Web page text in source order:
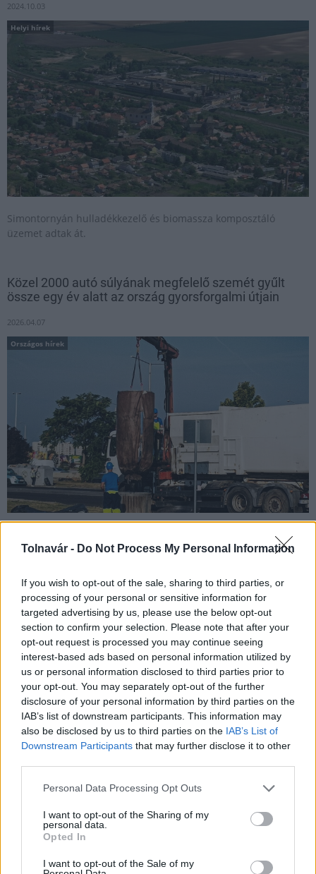
Tolnavár - Do Not Process My Personal Information
If you wish to opt-out of the sale, sharing to third parties, or
processing of your personal or sensitive information for
targeted advertising by us, please use the below opt-out
section to confirm your selection. Please note that after your
opt-out request is processed you may continue seeing
interest-based ads based on personal information utilized by
us or personal information disclosed to third parties prior to
your opt-out. You may separately opt-out of the further
disclosure of your personal information by third parties on the
IAB’s list of downstream participants. This information may
also be disclosed by us to third parties on the IAB’s List of
Downstream Participants that may further disclose it to other
Please note that this website/app uses one or more Google
not limited to your visit or usage behaviour. You may click to
grant or deny consent to Google and its third-party tags to
use your data for below specified purposes in below Google
consent section.
Personal Data Processing Opt Outs
I want to opt-out of the Sharing of my
personal data.
Opted In
I want to opt-out of the Sale of my
2024.10.03
Helyi hírek
Simontornyán hulladékkezelő és biomassza komposztáló
üzemet adtak át.
Közel 2000 autó súlyának megfelelő szemét gyűlt
össze egy év alatt az ország gyorsforgalmi útjain
2026.04.07
Országos hírek
A tiszta úthálózat nemcsak esztétikai, hanem környezetvédelmi,
fenntarthatósági és biztonsági kérdés is.
Megkezdődött a Tisztítsuk meg az országot program
a Dél-Dunántúlon
2020.11.15
Helyi hírek
például a HulladékRadar applikáción keresztül bárki könnyedén